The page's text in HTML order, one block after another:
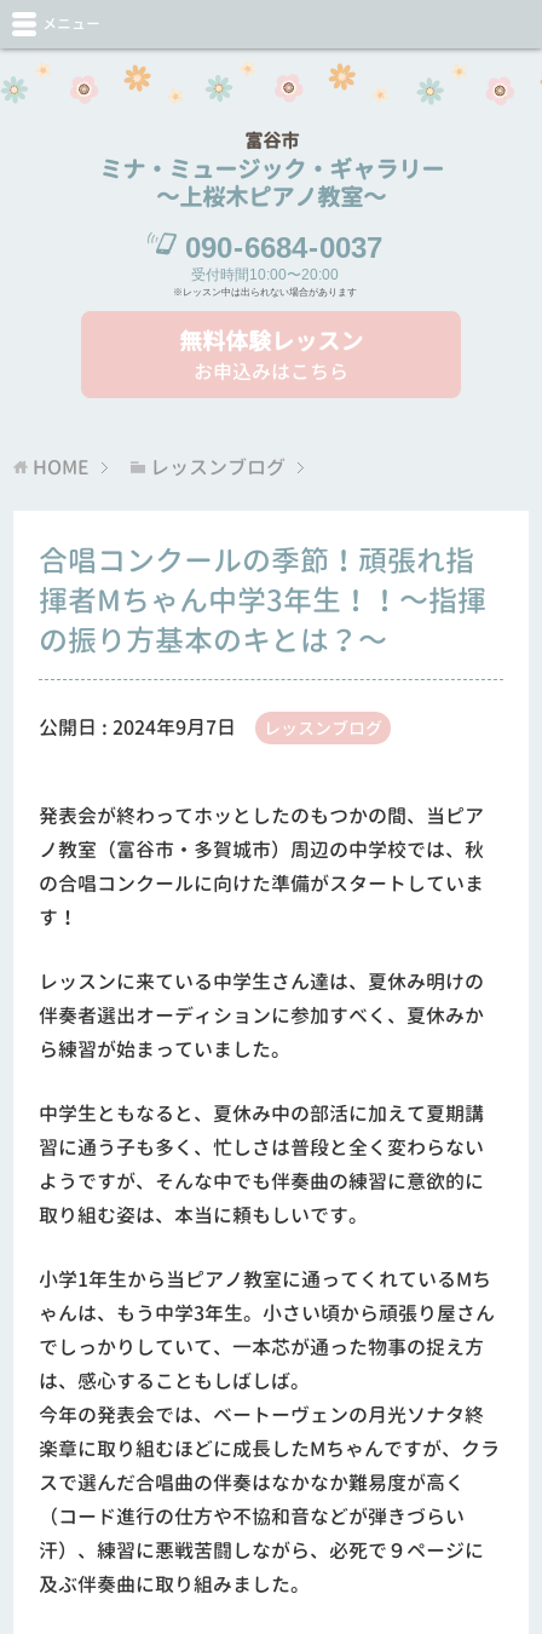
富谷市
ミナ・ミュージック・ギャラリー
～上桜木ピアノ教室～
090-6684-0037
受付時間10:00〜20:00
※レッスン中は出られない場合があります
無料体験レッスン
お申込みはこちら
メニュー
HOME レッスンブログ
合唱コンクールの季節！頑張れ指
揮者Mちゃん中学3年生！！～指揮
の振り方基本のキとは？～
公開日 :2024年9月7日 レッスンブログ
発表会が終わってホッとしたのもつかの間、当ピア
ノ教室（富谷市・多賀城市）周辺の中学校では、秋
の合唱コンクールに向けた準備がスタートしていま
す！
レッスンに来ている中学生さん達は、夏休み明けの
伴奏者選出オーディションに参加すべく、夏休みか
ら練習が始まっていました。
中学生ともなると、夏休み中の部活に加えて夏期講
習に通う子も多く、忙しさは普段と全く変わらない
ようですが、そんな中でも伴奏曲の練習に意欲的に
取り組む姿は、本当に頼もしいです。
小学1年生から当ピアノ教室に通ってくれているMち
ゃんは、もう中学3年生。小さい頃から頑張り屋さん
でしっかりしていて、一本芯が通った物事の捉え方
は、感心することもしばしば。
今年の発表会では、ベートーヴェンの月光ソナタ終
楽章に取り組むほどに成長したMちゃんですが、クラ
スで選んだ合唱曲の伴奏はなかなか難易度が高く
（コード進行の仕方や不協和音などが弾きづらい
汗）、練習に悪戦苦闘しながら、必死で９ページに
及ぶ伴奏曲に取り組みました。